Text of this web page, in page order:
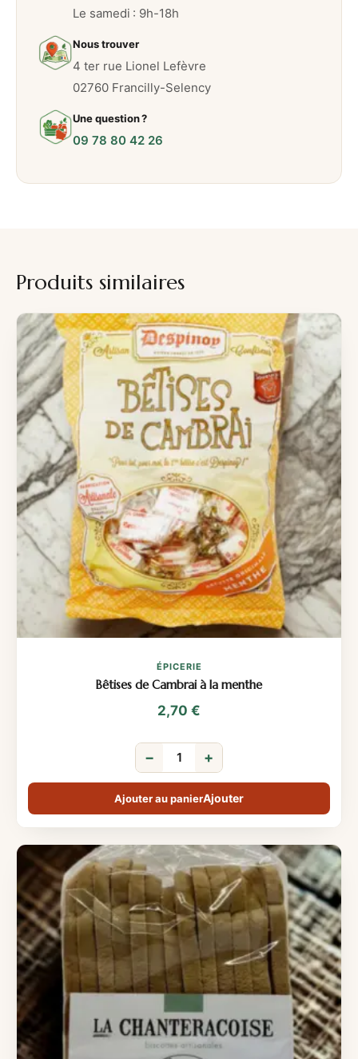
Le samedi : 9h-18h
Nous trouver
4 ter rue Lionel Lefèvre
02760 Francilly-Selency
Une question ?
09 78 80 42 26
Produits similaires
ÉPICERIE
Bêtises de Cambrai à la menthe
2,70 €
− +
Ajouter au panier